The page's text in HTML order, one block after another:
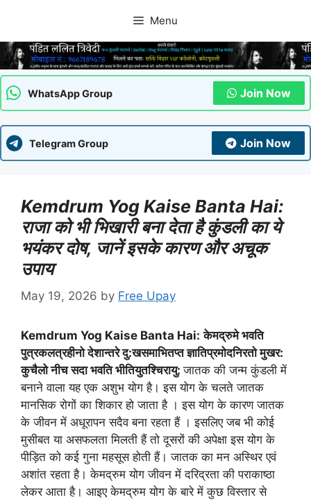
content
Menu
WhatsApp Group Join Now
Telegram Group Join Now
Kemdrum Yog Kaise Banta Hai:
राजा को भी भिखारी बना देता है कुंडली का ये
भयंकर दोष, जानें इसके कारण और अचूक
उपाय
May 19, 2026 by Free Upay
Kemdrum Yog Kaise Banta Hai: केमद्रुमे भवति
पुत्रकलत्रहीनो देशान्तरे दु:खसमाभितप्त ज्ञातिप्रमोदनिरतो मुखर:
कुचैलो नीच सदा भवति भीतियुतश्चिरायु:जातक की जन्म कुंडली में
बनाने वाला यह एक अशुभ योग है। इस योग के चलते जातक
मानसिक रोगों का शिकार हो जाता है । इस योग के कारण जातक
के जीवन में अधूरापन सदैव बना रहता हैं । इसलिए जब भी कोई
मुसीबत या असफलता मिलती हैं तो दूसरों की अपेक्षा इस योग के
पीड़ित को कई गुना महसूस होती हैं। जातक का मन अस्थिर एवं
अशांत रहता है। केमद्रुम योग जीवन में दरिद्रता की पराकाष्ठा
लेकर आता है। आइए केमद्रुम योग के बारे में कुछ विस्तार से